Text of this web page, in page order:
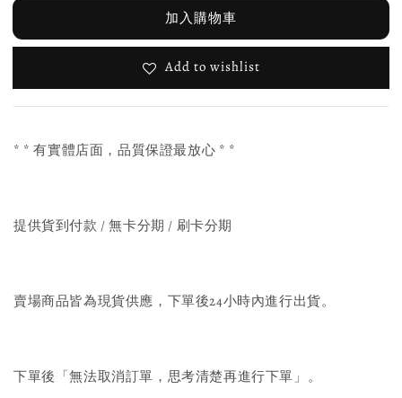
加入購物車
Add to wishlist
* * 有實體店面，品質保證最放心 * *
提供貨到付款 / 無卡分期 / 刷卡分期
賣場商品皆為現貨供應，下單後24小時內進行出貨。
下單後「無法取消訂單，思考清楚再進行下單」。